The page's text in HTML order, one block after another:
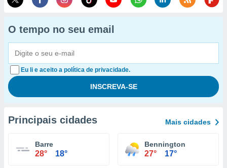
O tempo no seu email
Eu li e aceito a política de privacidade.
Principais cidades Mais cidades
Barre
28° 18°
Bennington
27° 17°